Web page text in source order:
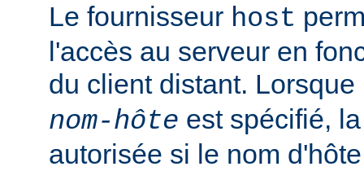
Le fournisseur host
l'accès au serveur en
du client distant. Lorsque
nom-hôte est spécifié,
autorisée si le nom